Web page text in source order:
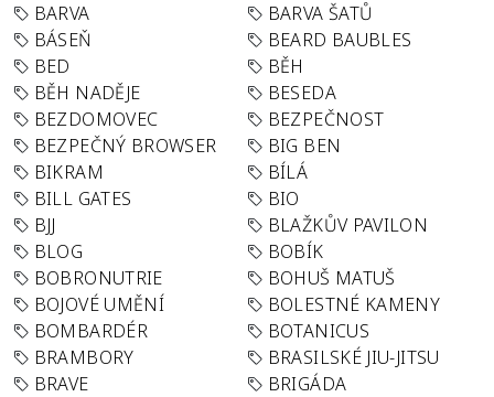
BARVA
BARVA ŠATŮ
BÁSEŇ
BEARD BAUBLES
BED
BĚH
BĚH NADĚJE
BESEDA
BEZDOMOVEC
BEZPEČNOST
BEZPEČNÝ BROWSER
BIG BEN
BIKRAM
BÍLÁ
BILL GATES
BIO
BJJ
BLAŽKŮV PAVILON
BLOG
BOBÍK
BOBRONUTRIE
BOHUŠ MATUŠ
BOJOVÉ UMĚNÍ
BOLESTNÉ KAMENY
BOMBARDÉR
BOTANICUS
BRAMBORY
BRASILSKÉ JIU-JITSU
BRAVE
BRIGÁDA